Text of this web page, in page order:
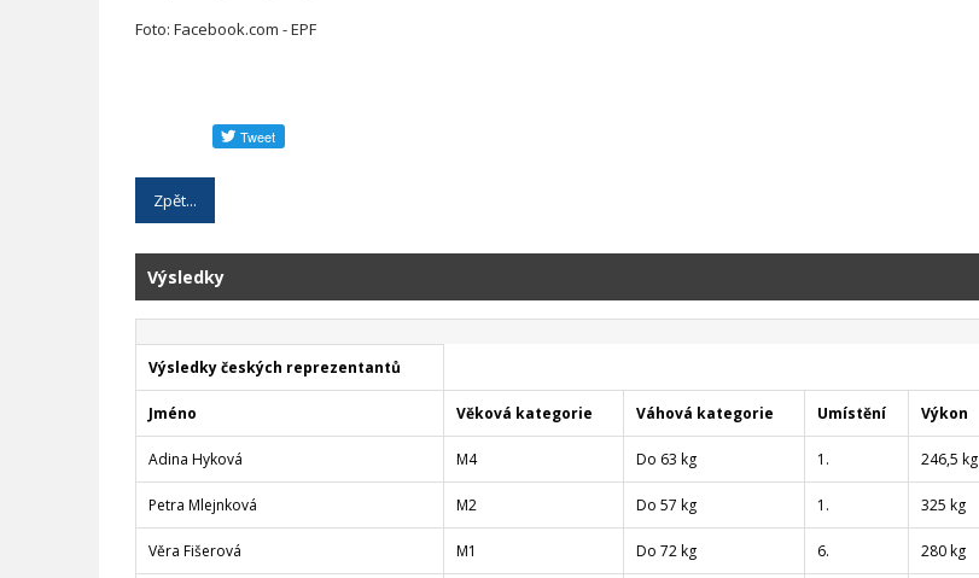
Foto: Facebook.com - EPF
Zpět...
Výsledky
Výsledky českých reprezentantů
Jméno Věková kategorie Váhová kategorie Umístění Výkon
Adina Hyková M4 Do 63 kg 1. 246,5 kg
Petra Mlejnková M2 Do 57 kg 1. 325 kg
Věra Fišerová M1 Do 72 kg 6. 280 kg